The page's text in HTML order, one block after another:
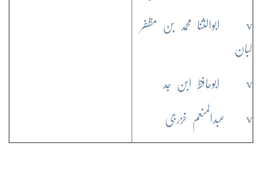
v ابوالثنا محمد بن مظفر
لبان
v ابوحافظ ابن جد
v عبدالمنعم خزرجی